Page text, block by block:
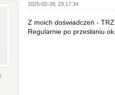
2025-02-28, 23:17:34
Z moich doświadczeń -
Regularnie po przesłaniu